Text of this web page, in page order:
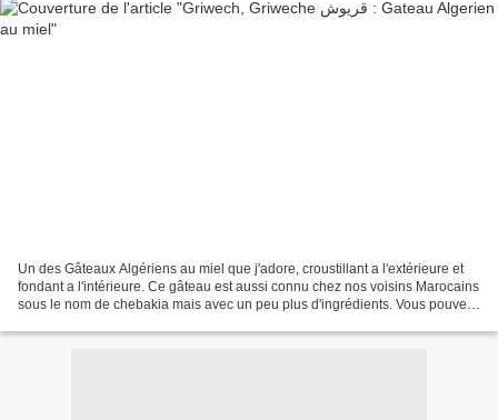
Un des Gâteaux Algériens au miel que j'adore, croustillant a l'extérieure et
fondant a l'intérieure. Ce gâteau est aussi connu chez nos voisins Marocains
sous le nom de chebakia mais avec un peu plus d'ingrédients. Vous pouvez